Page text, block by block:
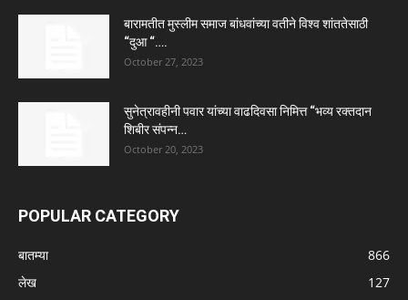
बारामतीत मुस्लीम समाज बांधवांच्या वतीने विश्व शांततेसाठी
“दुआ “….
October 27, 2023
सुनेत्रावहीनी पवार यांच्या वाढदिवसा निमित्त “भव्य रक्तदान
शिबीर संपन्न…
October 20, 2023
POPULAR CATEGORY
बातम्या
866
लेख
127